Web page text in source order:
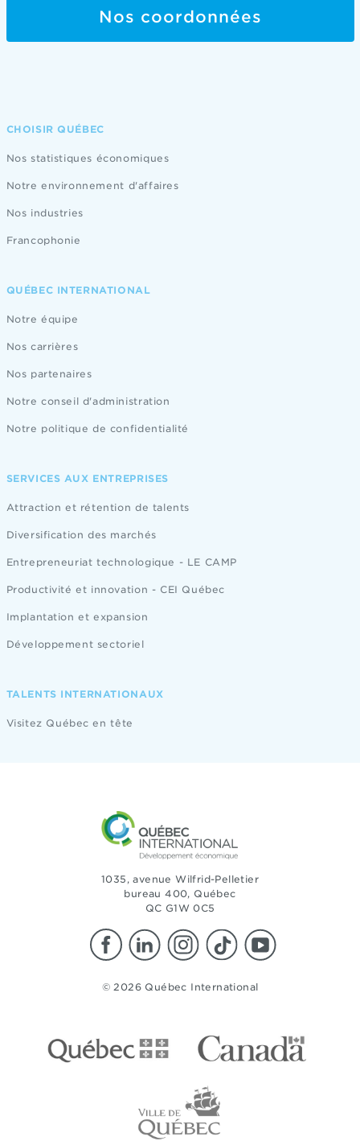
Nos coordonnées
CHOISIR QUÉBEC
Nos statistiques économiques
Notre environnement d'affaires
Nos industries
Francophonie
QUÉBEC INTERNATIONAL
Notre équipe
Nos carrières
Nos partenaires
Notre conseil d'administration
Notre politique de confidentialité
SERVICES AUX ENTREPRISES
Attraction et rétention de talents
Diversification des marchés
Entrepreneuriat technologique - LE CAMP
Productivité et innovation - CEI Québec
Implantation et expansion
Développement sectoriel
TALENTS INTERNATIONAUX
Visitez Québec en tête
1035, avenue Wilfrid-Pelletier
bureau 400, Québec
QC G1W 0C5
© 2026 Québec International